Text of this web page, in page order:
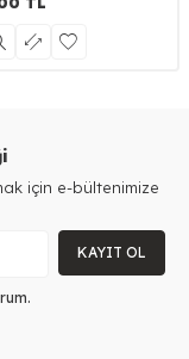
için e-bültenimize
KAYIT OL